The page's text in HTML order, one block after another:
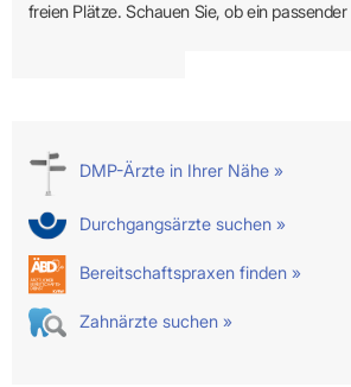
freien Plätze. Schauen Sie, ob ein
DMP-Ärzte in Ihrer Nähe »
Durchgangsärzte suchen »
Bereitschaftspraxen finden »
Zahnärzte suchen »